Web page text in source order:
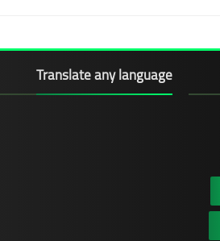
Translate any language